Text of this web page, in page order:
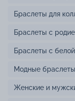
Браслеты для
Браслеты с
Браслеты с
Модные
Женские и